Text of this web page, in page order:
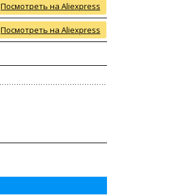
Посмотреть на Aliexpress
Посмотреть на Aliexpress